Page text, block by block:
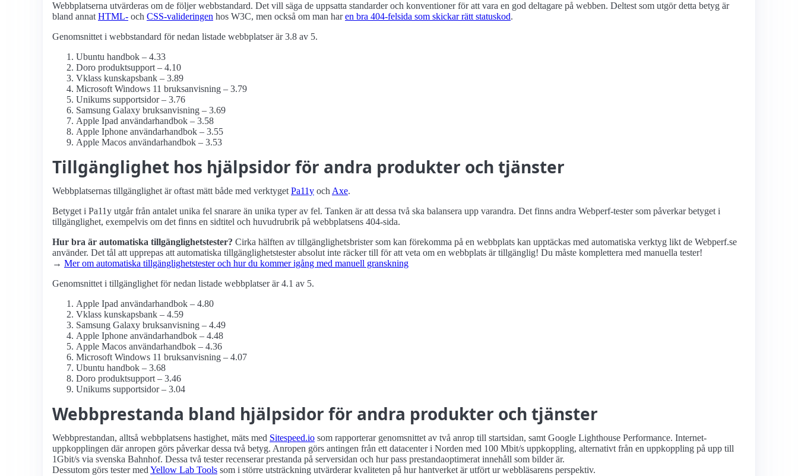
Webbplatserna utvärderas om de följer webbstandard. Det vill säga de uppsatta standarder och konventioner för att vara en god deltagare på webben. Deltest som utgör detta betyg är
bland annat HTML- och CSS-valideringen hos W3C, men också om man haren bra 404-felsida som skickar rätt statuskod.
Genomsnittet i webbstandard för nedan listade webbplatser är 3.8 av 5.
Ubuntu handbok – 4.33
Doro produktsupport – 4.10
Vklass kunskapsbank – 3.89
Microsoft Windows 11 bruksanvisning – 3.79
Unikums supportsidor – 3.76
Samsung Galaxy bruksanvisning – 3.69
Apple Ipad användarhandbok – 3.58
Apple Iphone användarhandbok – 3.55
Apple Macos användarhandbok – 3.53
Tillgänglighet hos hjälpsidor för andra produkter och tjänster
Webbplatsernas tillgänglighet är oftast mätt både med verktyget Pa11y och Axe.
Betyget i Pa11y utgår från antalet unika fel snarare än unika typer av fel. Tanken är att dessa två ska balansera upp varandra. Det finns andra Webperf-tester som påverkar betyget i
tillgänglighet, exempelvis om det finns en sidtitel och huvudrubrik på webbplatsens 404-sida.
Hur bra är automatiska tillgänglighets­tester? Cirka hälften av tillgänglighets­brister som kan förekomma på en webbplats kan upptäckas med automatiska verktyg likt de Webperf.se
använder. Det tål att upprepas att automatiska tillgänglighets­tester absolut inte räcker till för att veta om en webbplats är tillgänglig! Du måste komplettera med manuella tester!
→ Mer om automatiska tillgänglighets­tester och hur du kommer igång med manuell granskning
Genomsnittet i tillgänglighet för nedan listade webbplatser är 4.1 av 5.
Apple Ipad användarhandbok – 4.80
Vklass kunskapsbank – 4.59
Samsung Galaxy bruksanvisning – 4.49
Apple Iphone användarhandbok – 4.48
Apple Macos användarhandbok – 4.36
Microsoft Windows 11 bruksanvisning – 4.07
Ubuntu handbok – 3.68
Doro produktsupport – 3.46
Unikums supportsidor – 3.04
Webbprestanda bland hjälpsidor för andra produkter och tjänster
Webbprestandan, alltså webbplatsens hastighet, mäts med Sitespeed.io som rapporterar genomsnittet av två anrop till startsidan, samt Google Lighthouse Performance. Internet­
uppkopplingen där anropen görs påverkar dessa två betyg. Anropen görs antingen från ett datacenter i Norden med 100 Mbit/s uppkoppling, alternativt från en uppkoppling på upp till
1Gbit/s via svenska Bahnhof. Dessa två tester recenserar prestanda på serversidan och hur pass prestanda­optimerat innehåll som bilder är.
Dessutom görs tester med Yellow Lab Tools som i större utsträckning utvärderar kvaliteten på hur hantverket är utfört ur webbläsarens perspektiv.